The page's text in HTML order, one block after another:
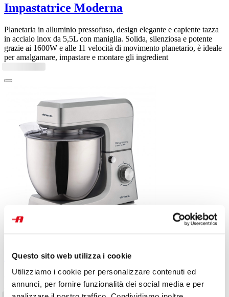
Questo sito web utilizza i cookie
Utilizziamo i cookie per personalizzare contenuti ed
annunci, per fornire funzionalità dei social media e per
Impastatrice Moderna
Planetaria in alluminio pressofuso, design elegante e capiente tazza
in acciaio inox da 5,5L con maniglia. Solida, silenziosa e potente
grazie ai 1600W e alle 11 velocità di movimento planetario, è ideale
per amalgamare, impastare e montare gli ingredient
Gourmet Supreme 10L
Capacità 10L. 2000W, 6 velocità + Pulse. Accessori per i vari
impasti. Led. Fino a 4kg di impasto.